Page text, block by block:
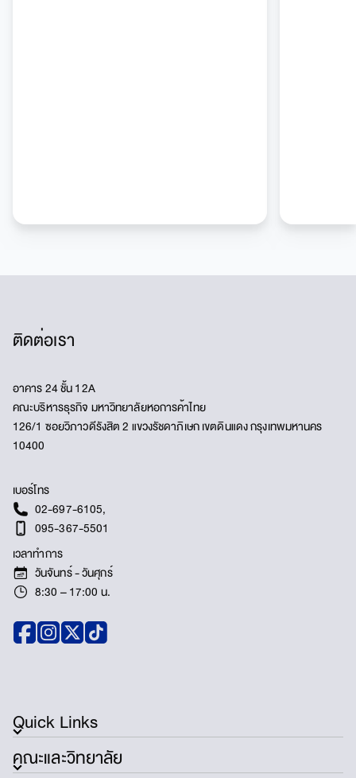
Quick Links
คณะและวิทยาลัย
ติดต่อเรา
อาคาร 24 ชั้น 12A
คณะบริหารธุรกิจ มหาวิทยาลัยหอการค้าไทย
126/1 ซอยวิภาวดีรังสิต 2 แขวงรัชดาภิเษก เขตดินแดง กรุงเทพมหานคร
10400
เบอร์โทร
02-697-6105,
095-367-5501
เวลาทำการ
วันจันทร์ - วันศุกร์
8:30 – 17:00 น.